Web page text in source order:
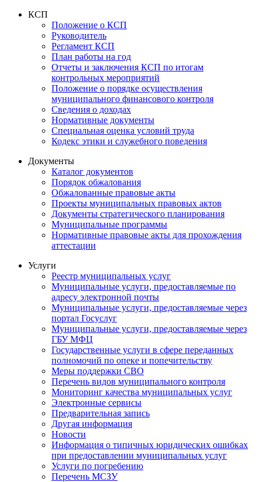
КСП
Положение о КСП
Руководитель
Регламент КСП
План работы на год
Отчеты и заключения КСП по итогам
контрольных мероприятий
Положение о порядке осуществления
муниципального финансового контроля
Сведения о доходах
Нормативные документы
Специальная оценка условий труда
Кодекс этики и служебного поведения
Документы
Каталог документов
Порядок обжалования
Обжалованные правовые акты
Проекты муниципальных правовых актов
Документы стратегического планирования
Муниципальные программы
Нормативные правовые акты для прохождения
аттестации
Услуги
Реестр муниципальных услуг
Муниципальные услуги, предоставляемые по
адресу электронной почты
Муниципальные услуги, предоставляемые через
портал Госуслуг
Муниципальные услуги, предоставляемые через
ГБУ МФЦ
Государственные услуги в сфере переданных
полномочий по опеке и попечительству
Меры поддержки СВО
Перечень видов муниципального контроля
Мониторинг качества муниципальных услуг
Электронные сервисы
Предварительная запись
Другая информация
Новости
Информация о типичных юридических ошибках
при предоставлении муниципальных услуг
Услуги по погребению
Перечень МСЗУ